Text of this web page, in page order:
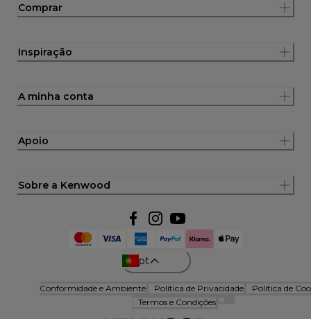
Comprar
Inspiração
A minha conta
Apoio
Sobre a Kenwood
pt
Conformidade e Ambiente Política de Privacidade
Política de
Termos e Condições